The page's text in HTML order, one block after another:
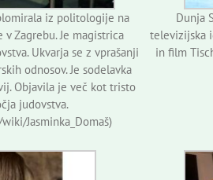
iz politologije na
Zagrebu. Je magistrica
Ukvarja se z vprašanji
odnosov. Je sodelavka
Objavila je več kot tristo
judovstva.
Jasminka_Domaš)
Dunja
televizijska
in film